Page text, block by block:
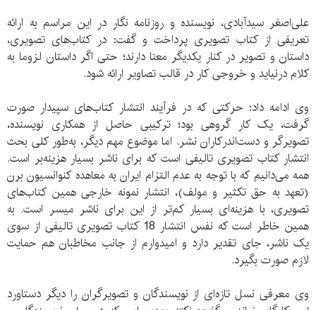
علی‌اصغر سیدآبادی، نویسنده و روزنامه نگار در این مراسم به ارائه
تعریفی از کتاب تصویری پرداخت و گفت: در کتاب‌های تصویری،
داستان و تصویر در کنار یکدیگر معنا دارند؛ حتی اگر داستان لزوما به
کلام درنیاید و خروجی کار در قالب تصاویر ارائه شود.
وی ادامه داد: حرکتی که در فرآیند انتشار کتاب‌های سپیدار صورت
گرفت، یک کار گروهی بود؛ ترکیبی حاصل از همکاری نویسنده،
تصویرگر و دست‌اندرکاران نشر. اما موضوع مهم دیگر، به‌طور کلی بحث
انتشار کتاب تصویری تالیفی است که برای ناشر بسیار هزینه‌بر است.
همه می‌دانیم که با توجه به عدم التزام ایران به معاهده کنوانسیون برن
(تعهد به حق تکثیر و مولف)، انتشار نمونه خارجی همین کتاب‌های
تصویری، با هزینه‌ای بسیار کم‌تر از این برای ناشر میسر است. به
همین خاطر است که نفس انتشار 18 کتاب تصویری تالیفی از سوی
یک ناشر، جای تقدیر دارد و امیدوارم از جانب مخاطبان هم حمایت
لازم صورت بگیرد.
وی معرفی نسل تازه‌ای از نویسندگان و تصویرگران را دیگر دستاورد